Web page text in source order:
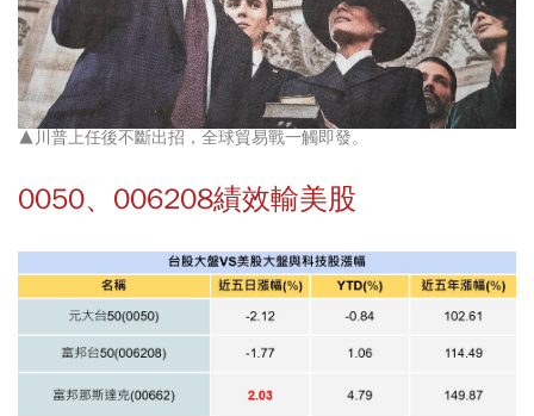
▲川普上任後不斷出招，全球貿易戰一觸即發。
0050、006208績效輸美股